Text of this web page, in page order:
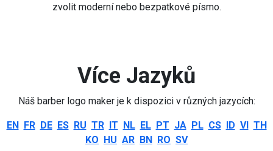
zvolit moderní nebo bezpatkové písmo.
Více Jazyků
Náš barber logo maker je k dispozici v různých jazycích:
EN FR DE ES RU TR IT NL EL PT JA PL CS ID VI TH
KO HU AR BN RO SV